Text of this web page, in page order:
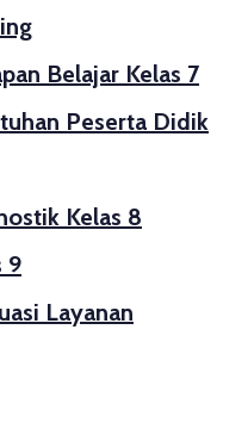
Belajar Kelas 7
Peserta Didik
Kelas 8
9
Layanan